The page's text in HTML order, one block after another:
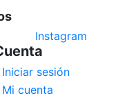
Instagram
Iniciar sesión
Mi cuenta